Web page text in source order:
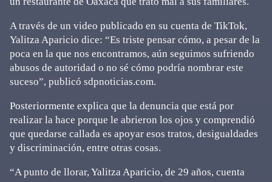
A través de un video publicado en su cuenta de TikTok,
Yalitza Aparicio dice: “Es triste pensar cómo, a pesar de la
poca en la que nos encontramos, aún seguimos sufriendo
abusos de autoridad o no sé cómo podría nombrar este
suceso”, publicó sdpnoticias.com.
Posteriormente explica que la denuncia que está por
realizar la hace porque le abrieron los ojos y comprendió
que quedarse callada es apoyar esos tratos, desigualdades
y discriminación, entre otras cosas.
“A punto de llorar, Yalitza Aparicio, de 29 años, cuenta